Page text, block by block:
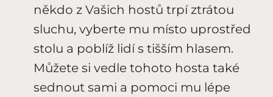
někdo z Vašich hostů trpí ztrátou
sluchu, vyberte mu místo uprostřed
stolu a poblíž lidí s tišším hlasem.
Můžete si vedle tohoto hosta také
sednout sami a pomoci mu lépe